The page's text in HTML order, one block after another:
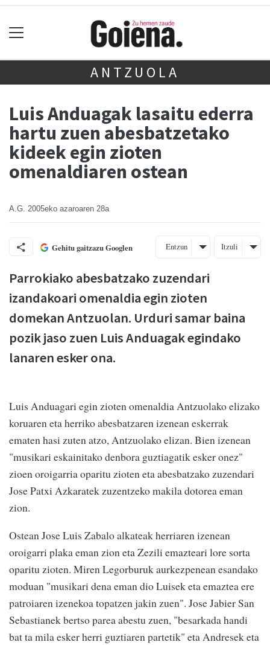
ANTZUOLA
Luis Anduagak lasaitu ederra
hartu zuen abesbatzetako
kideek egin zioten
omenaldiaren ostean
A.G. 2005eko azaroaren 28a
Gehitu gaitzazu Googlen Entzun Itzuli
Parrokiako abesbatzako zuzendari
izandakoari omenaldia egin zioten
domekan Antzuolan. Urduri samar baina
pozik jaso zuen Luis Anduagak egindako
lanaren esker ona.
Luis Anduagari egin zioten omenaldia Antzuolako elizako
koruaren eta herriko abesbatzaren izenean eskerrak
ematen hasi zuten atzo, Antzuolako elizan. Bien izenean
"musikari eskainitako denbora guztiagatik esker onez"
zioen oroigarria oparitu zioten eta abesbatzako zuzendari
Jose Patxi Azkaratek zuzentzeko makila dotorea eman
zion.
Ostean Jose Luis Zabalo alkateak herriaren izenean
oroigarri plaka eman zion eta Zezili emazteari lore sorta
oparitu zioten. Miren Legorburuk aurkezpenean esandako
moduan "musikari dena eman dio Luisek eta emaztea ere
patroiaren izenekoa topatzen jakin zuen". Jose Jabier San
Sebastianek bertso parea abestu zuen, "besarkada handi
bat ta mila esker herri guztiaren partetik" eta Andresek eta